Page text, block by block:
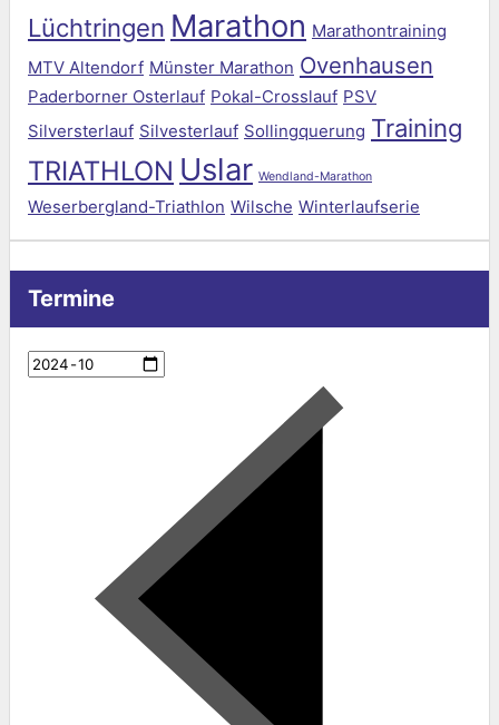
Lüchtringen Marathon Marathontraining
MTV Altendorf Münster Marathon Ovenhausen
Paderborner Osterlauf Pokal-Crosslauf PSV
Silversterlauf Silvesterlauf Sollingquerung Training
TRIATHLON Uslar Wendland-Marathon
Weserbergland-Triathlon Wilsche Winterlaufserie
Termine